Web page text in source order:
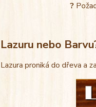
?
Lazuru nebo
Lazura proniká do dřeva a